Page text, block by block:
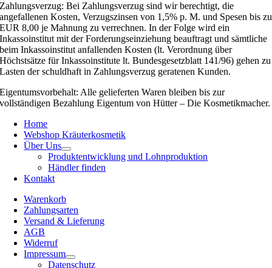
Zahlungsverzug: Bei Zahlungsverzug sind wir berechtigt, die
angefallenen Kosten, Verzugszinsen von 1,5% p. M. und Spesen bis zu
EUR 8,00 je Mahnung zu verrechnen. In der Folge wird ein
Inkassoinstitut mit der Forderungseinziehung beauftragt und sämtliche
beim Inkassoinstitut anfallenden Kosten (lt. Verordnung über
Höchstsätze für Inkassoinstitute lt. Bundesgesetzblatt 141/96) gehen zu
Lasten der schuldhaft in Zahlungsverzug geratenen Kunden.
Eigentumsvorbehalt: Alle gelieferten Waren bleiben bis zur
vollständigen Bezahlung Eigentum von Hütter – Die Kosmetikmacher.
Home
Webshop Kräuterkosmetik
Über Uns
Produktentwicklung und Lohnproduktion
Händler finden
Kontakt
Warenkorb
Zahlungsarten
Versand & Lieferung
AGB
Widerruf
Impressum
Datenschutz